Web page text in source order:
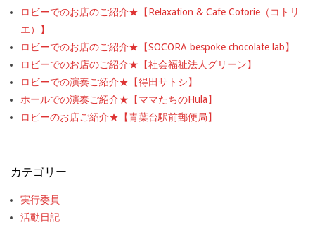
ロビーでのお店のご紹介★【Relaxation & Cafe Cotorie（コトリ
エ）】
ロビーでのお店のご紹介★【SOCORA bespoke chocolate lab】
ロビーでのお店のご紹介★【社会福祉法人グリーン】
ロビーでの演奏ご紹介★【得田サトシ】
ホールでの演奏ご紹介★【ママたちのHula】
ロビーのお店ご紹介★【青葉台駅前郵便局】
カテゴリー
実行委員
活動日記